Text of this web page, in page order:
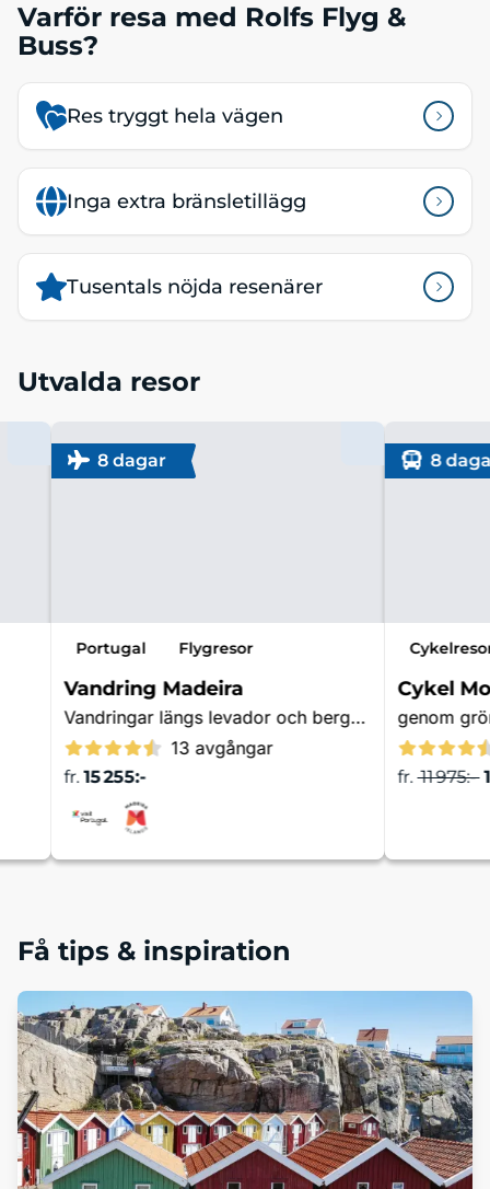
Varför resa med Rolfs Flyg &
Buss?
Res tryggt hela vägen
Inga extra bränsletillägg
Tusentals nöjda resenärer
Utvalda resor
8 dagar
Portugal Flygresor
Vandring Madeira
Vandringar längs levador och bergsleder
13 avgångar
fr. 15 255:-
8
Cykel
fr. 11 975:-
Få tips & inspiration